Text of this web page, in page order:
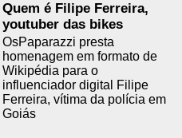
Quem é Filipe Ferreira,
youtuber das bikes
OsPaparazzi presta
homenagem em formato de
Wikipédia para o
influenciador digital Filipe
Ferreira, vítima da polícia em
Goiás